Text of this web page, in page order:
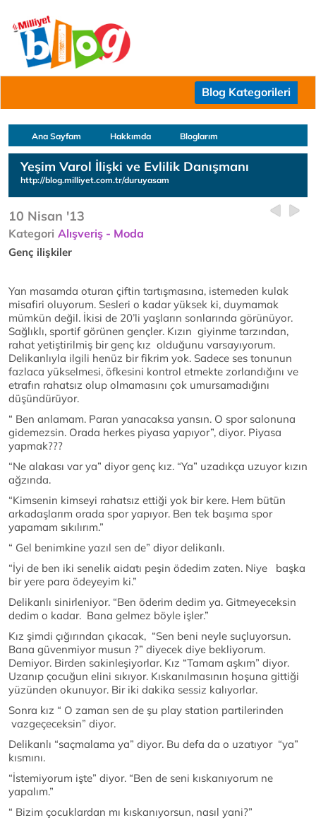
Blog Kategorileri
Ana Sayfam Hakkımda Bloglarım
Yeşim Varol İlişki ve Evlilik Danışmanı
http://blog.milliyet.com.tr/duruyasam
10 Nisan '13
Kategori Alışveriş - Moda
Genç ilişkiler
Yan masamda oturan çiftin tartışmasına, istemeden kulak
misafiri oluyorum. Sesleri o kadar yüksek ki, duymamak
mümkün değil. İkisi de 20’li yaşların sonlarında görünüyor.
Sağlıklı, sportif görünen gençler. Kızın giyinme tarzından,
rahat yetiştirilmiş bir genç kız olduğunu varsayıyorum.
Delikanlıyla ilgili henüz bir fikrim yok. Sadece ses tonunun
fazlaca yükselmesi, öfkesini kontrol etmekte zorlandığını ve
etrafın rahatsız olup olmamasını çok umursamadığını
düşündürüyor.
“ Ben anlamam. Paran yanacaksa yansın. O spor salonuna
gidemezsin. Orada herkes piyasa yapıyor”, diyor. Piyasa
yapmak???
“Ne alakası var ya” diyor genç kız. “Ya” uzadıkça uzuyor kızın
ağzında.
“Kimsenin kimseyi rahatsız ettiği yok bir kere. Hem bütün
arkadaşlarım orada spor yapıyor. Ben tek başıma spor
yapamam sıkılırım.”
“ Gel benimkine yazıl sen de” diyor delikanlı.
“İyi de ben iki senelik aidatı peşin ödedim zaten. Niye başka
bir yere para ödeyeyim ki.”
Delikanlı sinirleniyor. “Ben öderim dedim ya. Gitmeyeceksin
dedim o kadar. Bana gelmez böyle işler.”
Kız şimdi çığırından çıkacak, “Sen beni neyle suçluyorsun.
Bana güvenmiyor musun ?” diyecek diye bekliyorum.
Demiyor. Birden sakinleşiyorlar. Kız “Tamam aşkım” diyor.
Uzanıp çocuğun elini sıkıyor. Kıskanılmasının hoşuna gittiği
yüzünden okunuyor. Bir iki dakika sessiz kalıyorlar.
Sonra kız “ O zaman sen de şu play station partilerinden
vazgeçeceksin” diyor.
Delikanlı “saçmalama ya” diyor. Bu defa da o uzatıyor “ya”
kısmını.
“İstemiyorum işte” diyor. “Ben de seni kıskanıyorum ne
yapalım.”
“ Bizim çocuklardan mı kıskanıyorsun, nasıl yani?”